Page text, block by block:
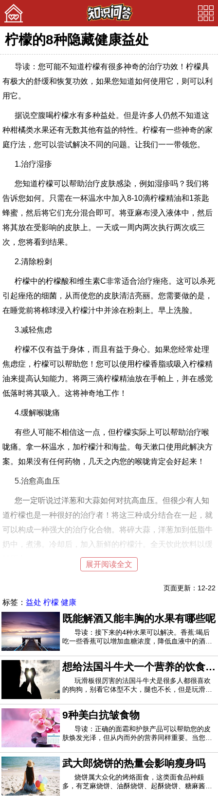
首页
美文
宠物
问答
柠檬的8种隐藏健康益处
导读：您可能不知道柠檬有很多神奇的治疗功效！柠檬具
有极大的舒缓和恢复功效，如果您知道如何使用它，则可以利
用它。
据说空腹喝柠檬水有多种益处。但是许多人仍然不知道这
种柑橘类水果还有无数其他有益的特性。柠檬有一些神奇的家
庭疗法，您可以尝试解决不同的问题。让我们一一带领您。
1.治疗湿疹
您知道柠檬可以帮助治疗皮肤感染，例如湿疹吗？我们将
告诉您如何。只需在一杯温水中加入8-10滴柠檬精油和1茶匙
蜂蜜，然后将它们充分混合即可。将亚麻布浸入液体中，然后
将其放在受影响的皮肤上。一天或一周内两次执行两次或三
次，您将看到结果。
2.清除粉刺
柠檬中的柠檬酸和维生素C非常适合治疗痤疮。这可以杀死
引起痤疮的细菌，从而使您的皮肤清洁亮丽。您需要做的是，
在睡觉前将棉球浸入柠檬汁中并涂在粉刺上。早上洗脸。
3.减轻焦虑
柠檬不仅有益于身体，而且有益于身心。如果您经常处理
焦虑症，柠檬可以帮助您！您可以使用柠檬香脂或吸入柠檬精
油来提高认知能力。将两三滴柠檬精油放在手帕上，并在感觉
低落时将其吸入。这将神奇地工作！
4.缓解喉咙痛
有些人可能不相信这一点，但柠檬实际上可以帮助治疗喉
咙痛。拿一杯温水，加柠檬汁和海盐。每天漱口使用此解决方
案。如果没有任何药物，几天之内您的喉咙肯定会好起来！
5.治愈高血压
您一定听说过洋葱和大蒜如何对抗高血压。但很少有人知
道柠檬也是一种很好的治疗者！将这三种成分结合在一起，就
可以构成一种强大的治疗化合物。将碎大蒜，洋葱加到低脂牛
奶中，煮沸。冷却后，加入新鲜的柠檬汁。全天饮此饮料以缓
被虫子咬了吗？为什么不用柠檬治疗呢！混合几滴柠檬精
油和蜂蜜，然后将其涂在患处。您一定会立即从这种感觉中解
脱出来。
7.治疗静脉曲张
就像您一样，在得知柠檬可以解决静脉曲张问题后，我们
也感到震惊。试试这个DIY柠檬护理。将两三滴柠檬香精油，
杏仁油，荷荷巴油和鳄梨油放在一起，放在罐子里。每天在静
脉曲张上涂抹此油混合物，并轻轻按摩。您会自己注意到变
化。
8.修复溃疡
柠檬的抗菌特性是众所周知的，这就是为什么它也有助于
固定溃疡的原因。每天用柠檬水漱口2至3次，您的溃疡就会消
失！导读：您可能不知道柠檬有很多神奇的治疗功效！柠檬具
展开阅读全文
页面更新：12-22
标签： 益处 柠檬 健康
既能解酒又能丰胸的水果有哪些呢
导读：接下来的4种水果可以解决。香蕉:喝后
吃一些香蕉可以增加血糖浓度，降低血液中的酒精
西，你也可以防止醉酒。西瓜:西瓜可以清热泻火，
还可以制造酒精...(1)西瓜：富含水和果糖、多种维
生素、矿物质和氨基酸，能改善中暑、发热
想给法国斗牛犬一个营养的饮食，
需要注意哪几方面呢
玩滑板很厉害的法国斗牛犬是很多人都很喜欢
的狗狗，别看它体型不大，腿也不长，但是玩滑板
格活泼，智商也并不是很低，要不然也不能玩滑板
那么厉害了，今天我们就来看一看怎样才能给法牛
一个营养的饮食呢？想让它健康成长，在饮食
9种美白抗皱食物
导读：正确的面霜和护肤产品可以帮助您的皮
肤焕发光泽，但从内而外的营养同样重要。当您考
请记住要享受均衡饮食，适量食用。1.奇异果食用
富含维生素C的食物可使皮肤更健康，更湿润，皱
纹更少。一种美味的奇异果可提供60毫克以上
武大郎烧饼的热量会影响瘦身吗
烧饼属大众化的烤烙面食，这类面食品种颇
多，有芝麻烧饼、油酥烧饼、起酥烧饼、糖麻酱烧